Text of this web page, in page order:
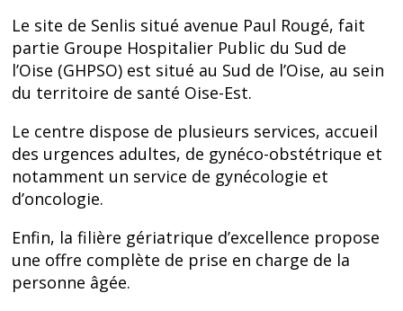
Le site de Senlis situé avenue Paul Rougé, fait
partie Groupe Hospitalier Public du Sud de
l’Oise (GHPSO) est situé au Sud de l’Oise, au sein
du territoire de santé Oise-Est.
Le centre dispose de plusieurs services, accueil
des urgences adultes, de gynéco-obstétrique et
notamment un service de gynécologie et
d’oncologie.
Enfin, la filière gériatrique d’excellence propose
une offre complète de prise en charge de la
personne âgée.